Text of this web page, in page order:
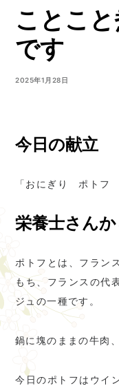
ことこ
です
2025年1月28日
今日の献立
「おにぎり ポトフ
栄養士さん
ポトフとは、フラン
もち、フランスの代
ジュの一種です。
鍋に塊のままの牛肉
今日のポトフはウイ